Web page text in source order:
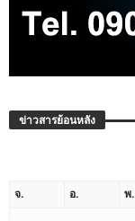
ข่าวสารย้อนหลัง
จ. อ. พ.